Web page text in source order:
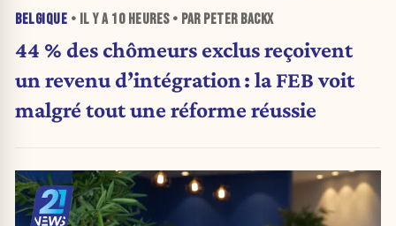
BELGIQUE • IL Y A 10 HEURES• PAR PETER BACKX
44 % des chômeurs exclus reçoivent
un revenu d’intégration : la FEB voit
malgré tout une réforme réussie